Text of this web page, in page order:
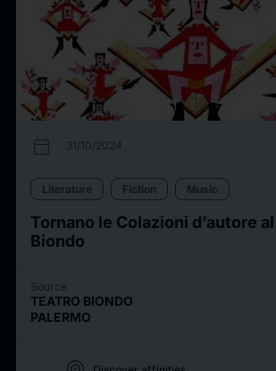
calendar_today 31/10/2024
Literature Fiction Music
Tornano le Colazioni d’autore
Biondo
Source
TEATRO BIONDO
PALERMO